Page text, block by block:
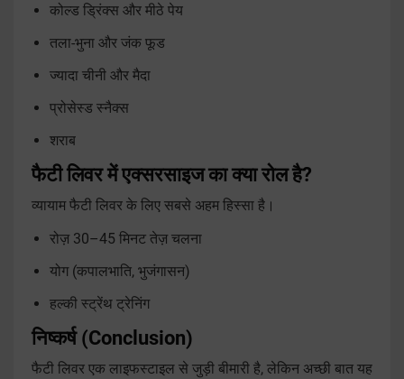
कोल्ड ड्रिंक्स और मीठे पेय
तला-भुना और जंक फूड
ज्यादा चीनी और मैदा
प्रोसेस्ड स्नैक्स
शराब
फैटी लिवर में एक्सरसाइज का क्या रोल है?
व्यायाम फैटी लिवर के लिए सबसे अहम हिस्सा है।
रोज़ 30–45 मिनट तेज़ चलना
योग (कपालभाति, भुजंगासन)
हल्की स्ट्रेंथ ट्रेनिंग
निष्कर्ष (Conclusion)
फैटी लिवर एक लाइफस्टाइल से जुड़ी बीमारी है, लेकिन अच्छी बात यह